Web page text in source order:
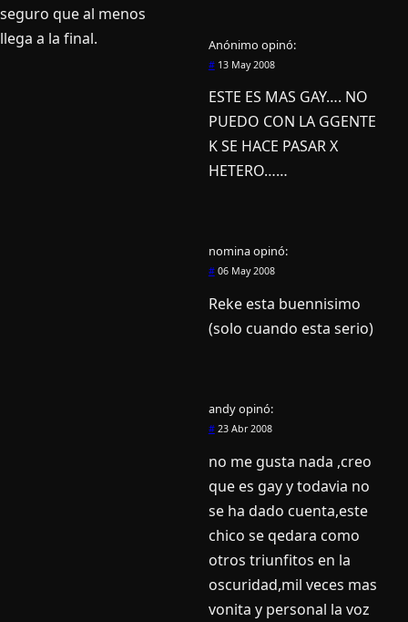
seguro que al menos
llega a la final.
Anónimo opinó:
#13 May 2008
ESTE ES MAS GAY…. NO
PUEDO CON LA GGENTE
K SE HACE PASAR X
HETERO……
nominaopinó:
#06 May 2008
Reke esta buennisimo
(solo cuando esta serio)
andyopinó:
#23 Abr 2008
no me gusta nada ,creo
que es gay y todavia no
se ha dado cuenta,este
chico se qedara como
otros triunfitos en la
oscuridad,mil veces mas
vonita y personal la voz